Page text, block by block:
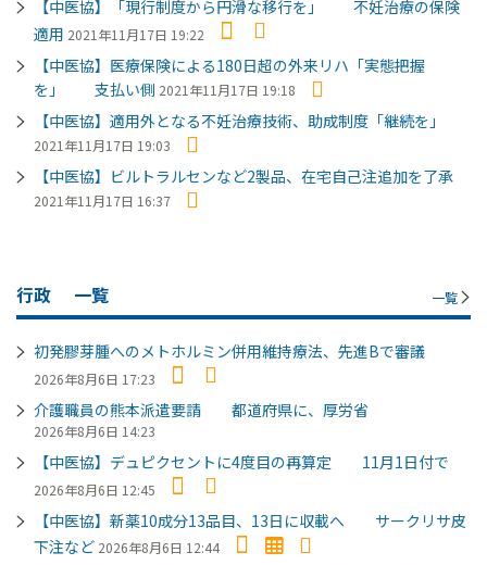
【中医協】「現行制度から円滑な移行を」 不妊治療の保険
適用 2021年11月17日 19:22
【中医協】医療保険による180日超の外来リハ「実態把握
を」 支払い側 2021年11月17日 19:18
【中医協】適用外となる不妊治療技術、助成制度「継続を」
2021年11月17日 19:03
【中医協】ビルトラルセンなど2製品、在宅自己注追加を了承
2021年11月17日 16:37
行政 一覧 一覧
初発膠芽腫へのメトホルミン併用維持療法、先進Bで審議
2026年8月6日 17:23
介護職員の熊本派遣要請 都道府県に、厚労省
2026年8月6日 14:23
【中医協】デュピクセントに4度目の再算定 11月1日付で
2026年8月6日 12:45
【中医協】新薬10成分13品目、13日に収載へ サークリサ皮
下注など 2026年8月6日 12:44